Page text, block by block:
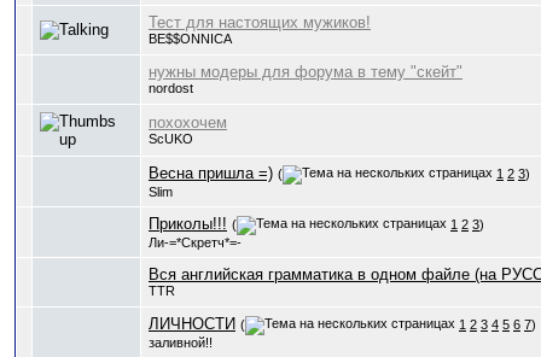
Тест для настоящих мужиков!
BE$$ONNICA
нужны модеры для форума в тему "скейт"
nordost
похохочем
ScUKO
Весна пришла =) ( 1 2 3)
Slim
Приколы!!! ( 1 2 3)
Ли-=*Скретч*=-
Вся английская грамматика в одном файле (на
TTR
ЛИЧНОСТИ ( 1 2 3 4 5 6 7)
заливной!!